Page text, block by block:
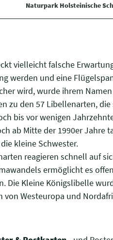
Naturpark Holsteinische
vielleicht falsche
werden und eine
wird, wurde ihrem
zu den 57 Libellenarten,
bis vor wenigen
ab Mitte der 1990er
kleine Schwester.
reagieren schnell auf
ermöglicht es
Die Kleine Königslibelle
von Westeuropa und